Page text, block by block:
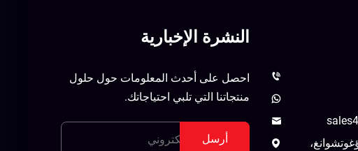
النشرة الإخبارية
احصل على أحدث المعلومات حول حلول
منتجاتنا التي تلبي احتياجاتك.
أرسل